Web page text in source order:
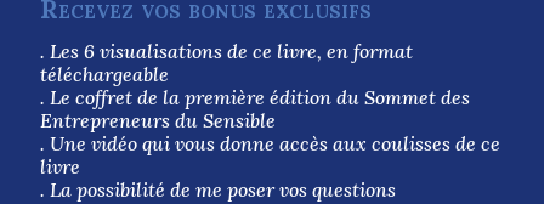
Recevez vos bonus exclusifs
. Les 6 visualisations de ce livre, en format
téléchargeable
. Le coffret de la première édition du Sommet des
Entrepreneurs du Sensible
. Une vidéo qui vous donne accès aux coulisses de ce
livre
. La possibilité de me poser vos questions